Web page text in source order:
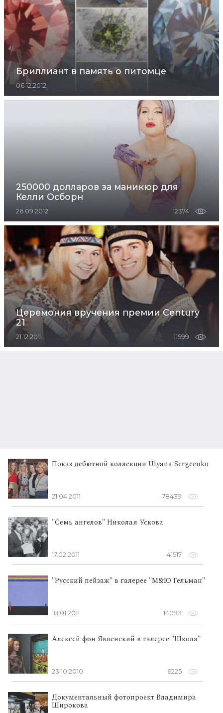
Бриллиант в память о питомце
06.12.2012
250000 долларов за маникюр для
Келли Осборн
26.09.2012 12374
Церемония вручения премии Century
21
21.12.2011 11599
Показ дебютной коллекции Ulyana Sergeenko
21.04.2011 78439
"Семь ангелов" Николая Ускова
17.02.2011 41517
"Русский пейзаж" в галерее "М&Ю Гельман"
18.01.2011 14093
Алексей фон Явленский в галерее "Школа"
23.10.2010 6225
Документальный фотопроект Владимира
Широкова